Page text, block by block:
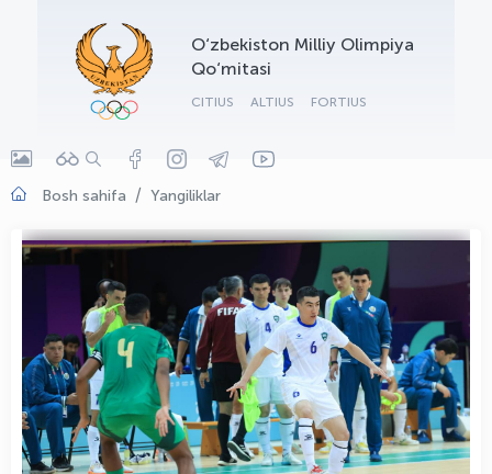
O‘zbekiston Milliy Olimpiya
Qo‘mitasi
CITIUS ALTIUS FORTIUS
Bosh sahifa Yangiliklar
OLYMPCHIK AI - yordamchi
Onlayn · olympic.uz